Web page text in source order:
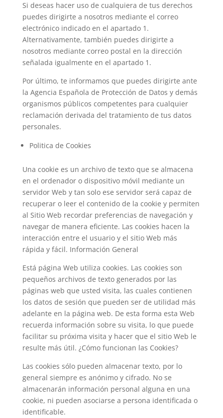
Si deseas hacer uso de cualquiera de tus derechos
puedes dirigirte a nosotros mediante el correo
electrónico indicado en el apartado 1.
Alternativamente, también puedes dirigirte a
nosotros mediante correo postal en la dirección
señalada igualmente en el apartado 1.
Por último, te informamos que puedes dirigirte ante
la Agencia Española de Protección de Datos y demás
organismos públicos competentes para cualquier
reclamación derivada del tratamiento de tus datos
personales.
Politica de Cookies
Una cookie es un archivo de texto que se almacena
en el ordenador o dispositivo móvil mediante un
servidor Web y tan solo ese servidor será capaz de
recuperar o leer el contenido de la cookie y permiten
al Sitio Web recordar preferencias de navegación y
navegar de manera eficiente. Las cookies hacen la
interacción entre el usuario y el sitio Web más
rápida y fácil. Información General
Está página Web utiliza cookies. Las cookies son
pequeños archivos de texto generados por las
páginas web que usted visita, las cuales contienen
los datos de sesión que pueden ser de utilidad más
adelante en la página web. De esta forma esta Web
recuerda información sobre su visita, lo que puede
facilitar su próxima visita y hacer que el sitio Web le
resulte más útil. ¿Cómo funcionan las Cookies?
Las cookies sólo pueden almacenar texto, por lo
general siempre es anónimo y cifrado. No se
almacenarán información personal alguna en una
cookie, ni pueden asociarse a persona identificada o
identificable.